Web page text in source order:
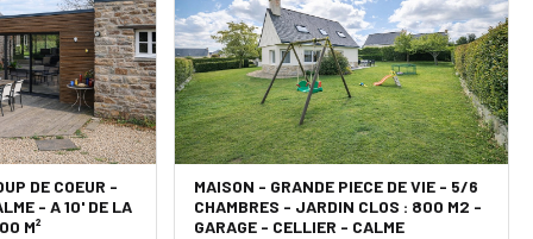
DE COEUR -
- A 10' DE LA
M²
MAISON - GRANDE PIECE DE VIE - 5/6
CHAMBRES - JARDIN CLOS : 800 M2 -
GARAGE - CELLIER - CALME